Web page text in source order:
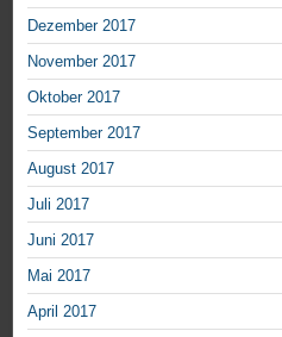
Dezember 2017
November 2017
Oktober 2017
September 2017
August 2017
Juli 2017
Juni 2017
Mai 2017
April 2017